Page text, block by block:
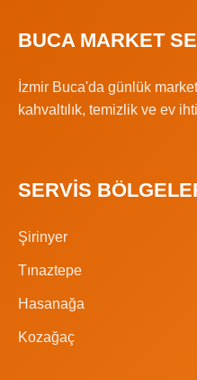
BUCA MARKET
İzmir Buca'da günlük
kahvaltılık, temizlik ve ev
SERVIS
Şirinyer
Tınaztepe
Hasanağa
Kozağaç